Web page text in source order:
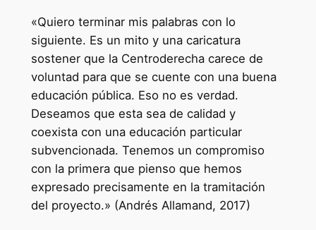
«Quiero terminar mis palabras con lo
siguiente. Es un mito y una caricatura
sostener que la Centroderecha carece de
voluntad para que se cuente con una buena
educación pública. Eso no es verdad.
Deseamos que esta sea de calidad y
coexista con una educación particular
subvencionada. Tenemos un compromiso
con la primera que pienso que hemos
expresado precisamente en la tramitación
del proyecto.» (Andrés Allamand, 2017)